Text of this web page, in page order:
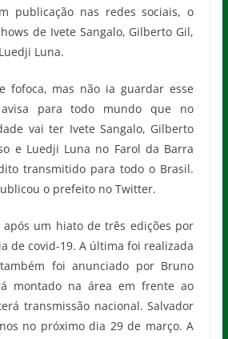
publicação nas redes sociais, o
de Ivete Sangalo, Gilberto Gil,
Luna.
fofoca, mas não ia guardar esse
avisa para todo mundo que no
vai ter Ivete Sangalo, Gilberto
e Luedji Luna no Farol da Barra
transmitido para todo o Brasil.
o prefeito no Twitter.
um hiato de três edições por
de covid-19. A última foi realizada
foi anunciado por Bruno
montado na área em frente ao
transmissão nacional. Salvador
no próximo dia 29 de março. A